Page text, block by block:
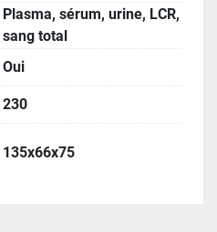
Plasma, sérum, urine, LCR,
sang total
Oui
230
135х66х75